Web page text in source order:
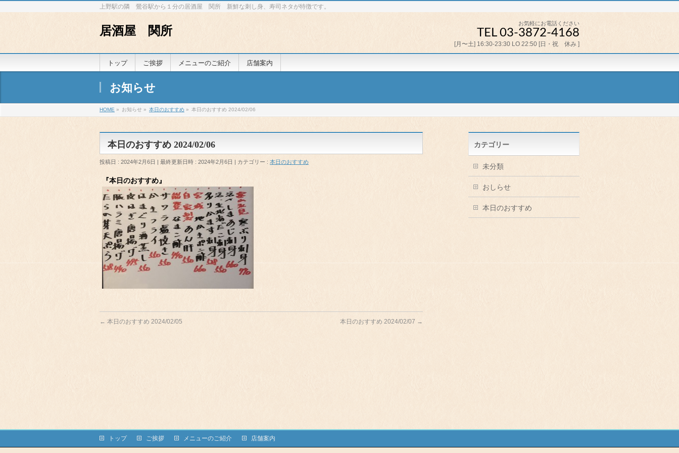
上野駅の隣 鶯谷駅から１分の居酒屋 関所 新鮮な刺し身、寿司ネタが特徴です。
居酒屋 関所
お気軽にお電話ください
TEL 03-3872-4168
[月〜土] 16:30-23:30 LO 22:50 [日・祝 休み ]
トップ ご挨拶 メニューのご紹介 店舗案内
お知らせ
HOME » お知らせ » 本日のおすすめ » 本日のおすすめ 2024/02/06
本日のおすすめ 2024/02/06
投稿日 : 2024年2月6日 最終更新日時 : 2024年2月6日 カテゴリー : 本日のおすすめ
『本日のおすすめ』
← 本日のおすすめ 2024/02/05 本日のおすすめ 2024/02/07 →
カテゴリー
未分類
おしらせ
本日のおすすめ
トップ ご挨拶 メニューのご紹介 店舗案内